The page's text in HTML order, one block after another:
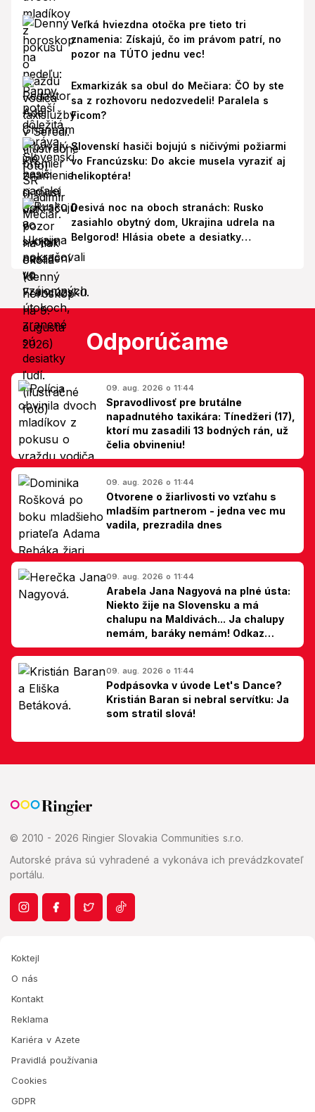
Veľká hviezdna otočka pre tieto tri
znamenia: Získajú, čo im právom patrí, no
pozor na TÚTO jednu vec!
Exmarkizák sa obul do Mečiara: ČO by ste
sa z rozhovoru nedozvedeli! Paralela s
Ficom?
Slovenskí hasiči bojujú s ničivými požiarmi
vo Francúzsku: Do akcie musela vyraziť aj
helikoptéra!
Desivá noc na oboch stranách: Rusko
zasiahlo obytný dom, Ukrajina udrela na
Belgorod! Hlásia obete a desiatky
zranených
Odporúčame
09. aug. 2026 o 11:44
Spravodlivosť pre brutálne
napadnutého taxikára: Tínedžeri (17),
ktorí mu zasadili 13 bodných rán, už
čelia obvineniu!
09. aug. 2026 o 11:44
Otvorene o žiarlivosti vo vzťahu s
mladším partnerom - jedna vec mu
vadila, prezradila dnes
09. aug. 2026 o 11:44
Arabela Jana Nagyová na plné ústa:
Niekto žije na Slovensku a má
chalupu na Maldivách... Ja chalupy
nemám, baráky nemám! Odkaz
Slovákom
09. aug. 2026 o 11:44
Podpásovka v úvode Let's Dance?
Kristián Baran si nebral servítku: Ja
som stratil slová!
© 2010 - 2026 Ringier Slovakia Communities s.r.o.
Autorské práva sú vyhradené a vykonáva ich prevádzkovateľ
portálu.
Koktejl
O nás
Kontakt
Reklama
Kariéra v Azete
Pravidlá používania
Cookies
GDPR